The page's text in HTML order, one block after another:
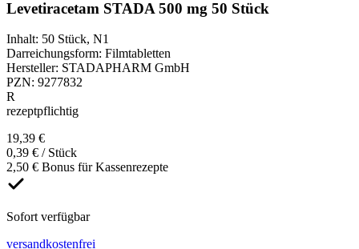
Levetiracetam STADA 500 mg 50 Stück
Inhalt: 50 Stück, N1
Darreichungsform: Filmtabletten
Hersteller: STADAPHARM GmbH
PZN: 9277832
R
rezeptpflichtig
19,39 €
0,39 € / Stück
2,50 € Bonus für Kassenrezepte
Sofort verfügbar
versandkostenfrei